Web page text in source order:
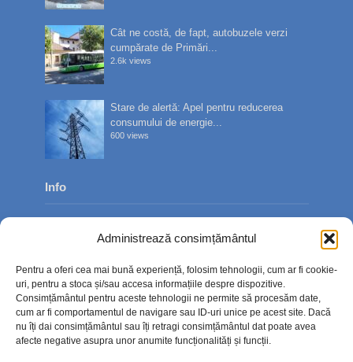
Administrează consimțământul
Pentru a oferi cea mai bună experiență, folosim tehnologii, cum ar fi cookie-
uri, pentru a stoca și/sau accesa informațiile despre dispozitive.
Consimțământul pentru aceste tehnologii ne permite să procesăm date,
cum ar fi comportamentul de navigare sau ID-uri unice pe acest site. Dacă
nu îți dai consimțământul sau îți retragi consimțământul dat poate avea
afecte negative asupra unor anumite funcționalități și funcții.
Cât ne costă, de fapt, autobuzele verzi
cumpărate de Primări...
2.6k views
Stare de alertă: Apel pentru reducerea
consumului de energie...
600 views
Info
Contact
Politica de confidențialitate
Politică cookie-uri (UE)